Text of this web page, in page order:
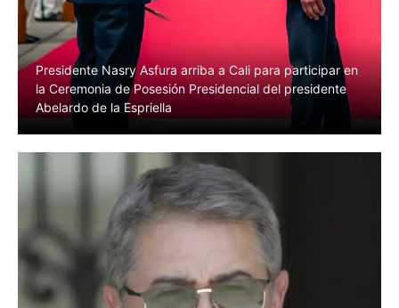
Presidente Nasry Asfura arriba a Cali para participar en
la Ceremonia de Posesión Presidencial del presidente
Abelardo de la Espriella